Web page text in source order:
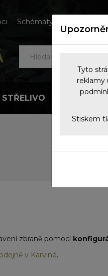
Schématy českých zbraní
STŘELIVO NOČNÍ
zbraně pomocí
v Karviné.
Tyto
reklamy
Stiskem